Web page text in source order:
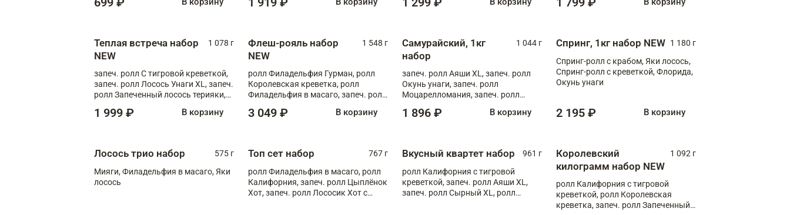
Теплая встреча набор
NEW
1 078 г
запеч. ролл С тигровой креветкой,
запеч. ролл Лосось Унаги XL, запеч.
ролл Запеченный лосось терияки,
1 999 ₽ В корзину
Флеш-рояль набор
NEW
1 548 г
ролл Филадельфия Гурман, ролл
Королевская креветка, ролл
Филадельфия в масаго, запеч. ролл
Тигровая креветка с моцареллой,
3 049 ₽ В корзину
Самурайский, 1кг
набор
1 044 г
запеч. ролл Аяши XL, запеч. ролл
Окунь унаги, запеч. ролл
Моцарелломания, запеч. ролл
1 896 ₽ В корзину
Спринг, 1кг набор NEW 1 180 г
Спринг-ролл с крабом, Яки лосось,
Спринг-ролл с креветкой, Флорида,
Окунь унаги
2 195 ₽ В корзину
Лосось трио набор
575 г
Мияги, Филадельфия в масаго, Яки
лосось
Топ сет набор
767 г
ролл Филадельфия в масаго, ролл
Калифорния, запеч. ролл Цыплёнок
Хот, запеч. ролл Лососик Хот с
Вкусный квартет набор
961 г
ролл Калифорния с тигровой
креветкой, запеч. ролл Аяши XL,
запеч. ролл Сырный XL, ролл
Королевский
килограмм набор NEW
1 092 г
ролл Калифорния с тигровой
креветкой, ролл Королевская
креветка, запеч. ролл Запеченный